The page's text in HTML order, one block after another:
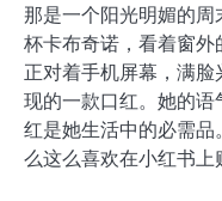
那是一个阳光明媚的
杯卡布奇诺，看着窗
正对着手机屏幕，满
现的一款口红。她的
红是她生活中的必需
么这么喜欢在小红书上